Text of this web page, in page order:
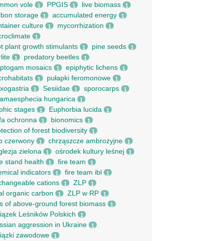
vole 1 PPGIS 1 live biomass 1
storage 1 accumulated energy 1
culture 1 mycorrhization 1
1
рlant growth stimulants 1 pine seeds 1
1 predatory beetles 1
mosaics 1 epiphytic lichens 1
1 pułapki feromonowe 1
1 Sesiidae 1 sporocarps 1
hungarica 1
stages 1 Euphorbia lucida 1
ochronna 1 bionomics 1
of forest biodiversity 1
czerwony 1 chrząszcze ambrozyjne 1
zielona 1 ośrodek kultury leśnej 1
stand health 1 fire team 1
indicators 1 fire team ibl 1
cations 1 ZLP 1
organic carbon 1 ZLP w RP 1
of above-ground forest biomass 1
Leśników Polskich 1
aggression in Ukraine 1
zawodowe 1